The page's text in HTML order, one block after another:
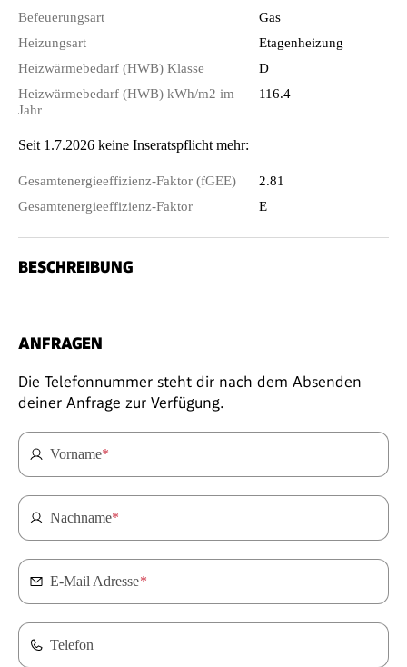
Befeuerungsart
Gas
Heizungsart
Etagenheizung
Heizwärmebedarf (HWB) Klasse
D
Heizwärmebedarf (HWB) kWh/m2 im
Jahr
116.4
Seit 1.7.2026 keine Inseratspflicht mehr:
Gesamtenergieeffizienz-Faktor (fGEE)
2.81
Gesamtenergieeffizienz-Faktor
E
BESCHREIBUNG
ANFRAGEN
Die Telefonnummer steht dir nach dem Absenden
deiner Anfrage zur Verfügung.
Vorname*
Nachname*
E-Mail Adresse*
Telefon